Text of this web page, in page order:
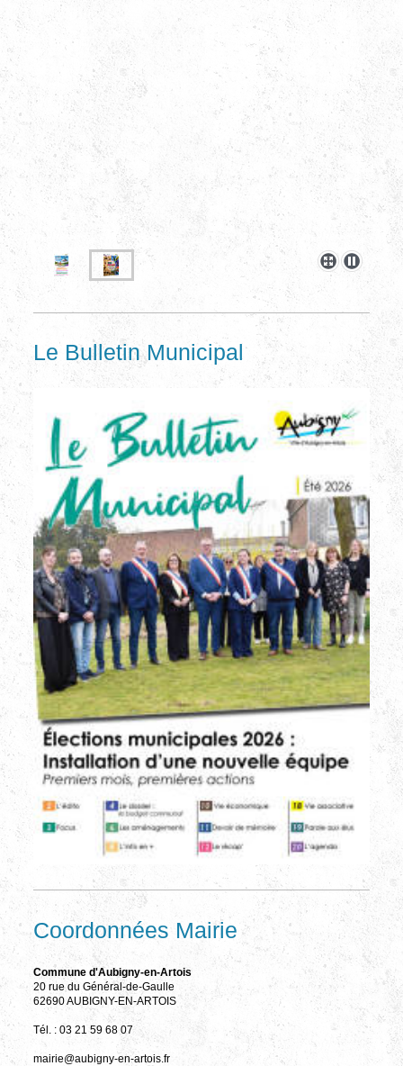
Le Bulletin Municipal
Coordonnées Mairie
Commune d'Aubigny-en-Artois
20 rue du Général-de-Gaulle
62690 AUBIGNY-EN-ARTOIS
Tél. : 03 21 59 68 07
mairie@aubigny-en-artois.fr